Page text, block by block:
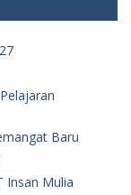
Baru
Insan Mulia